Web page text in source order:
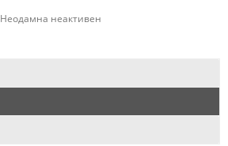
Неодамна неактивен